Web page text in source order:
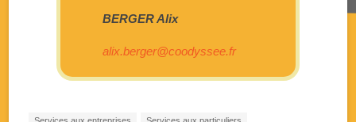
BERGER Alix
alix.berger@coodyssee.fr